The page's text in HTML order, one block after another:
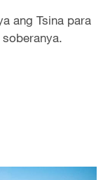
ang Tsina para